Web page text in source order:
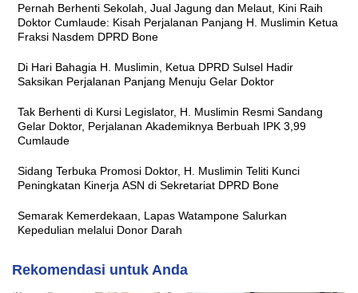
Pernah Berhenti Sekolah, Jual Jagung dan Melaut, Kini Raih
Doktor Cumlaude: Kisah Perjalanan Panjang H. Muslimin Ketua
Fraksi Nasdem DPRD Bone
Di Hari Bahagia H. Muslimin, Ketua DPRD Sulsel Hadir
Saksikan Perjalanan Panjang Menuju Gelar Doktor
Tak Berhenti di Kursi Legislator, H. Muslimin Resmi Sandang
Gelar Doktor, Perjalanan Akademiknya Berbuah IPK 3,99
Cumlaude
Sidang Terbuka Promosi Doktor, H. Muslimin Teliti Kunci
Peningkatan Kinerja ASN di Sekretariat DPRD Bone
Semarak Kemerdekaan, Lapas Watampone Salurkan
Kepedulian melalui Donor Darah
Rekomendasi untuk Anda